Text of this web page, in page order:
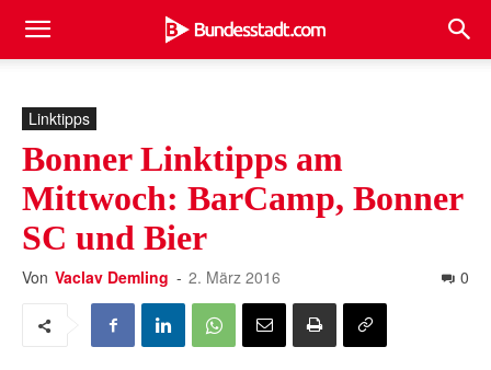
Linktipps
Bonner Linktipps am
Mittwoch: BarCamp, Bonner
SC und Bier
Von Vaclav Demling - 2. März 2016 0